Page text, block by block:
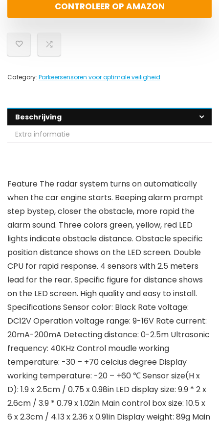
CONTROLEER OP AMAZON
Category: Parkeersensoren voor optimale veiligheid
Beschrijving
Extra informatie
Feature The radar system turns on automatically
when the car engine starts. Beeping alarm prompt
step bystep, closer the obstacle, more rapid the
alarm sound. Three colors green, yellow, red LED
lights indicate obstacle distance. Obstacle specific
position distance shows on the LED screen. Double
CPU for rapid response. 4 sensors with 2.5 meters
lead for the rear. Specific figure for distance shows
on the LED screen. High quality and easy to install.
Specifications Sensor color: Black Rate voltage:
DC12V Operation voltage range: 9-16V Rate current:
20mA-200mA Detecting distance: 0-2.5m Ultrasonic
frequency: 40KHz Control moudle working
temperature: -30 – +70 celcius degree Display
working temperature: -20 – +60 ℃ Sensor size(H x
D): 1.9 x 2.5cm / 0.75 x 0.98in LED display size: 9.9 * 2 x
2.6cm / 3.9 * 0.79 x 1.02in Main control box size: 10.5 x
6 x 2.3cm / 4.13 x 2.36 x 0.91in Display weight: 89g Main